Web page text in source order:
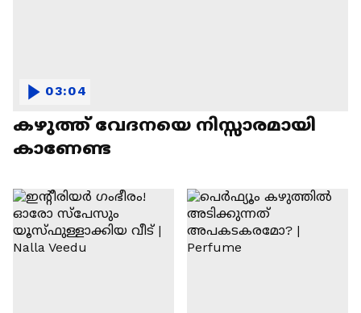
കഴുത്ത് വേദനയെ നിസ്സാരമായി
കാണേണ്ട
03:04